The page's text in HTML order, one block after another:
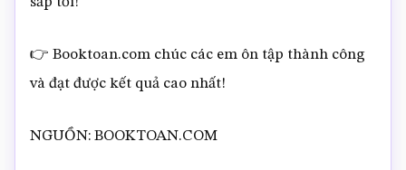
👉 Booktoan.com chúc các em ôn tập thành công
và đạt được kết quả cao nhất!
NGUỒN: BOOKTOAN.COM